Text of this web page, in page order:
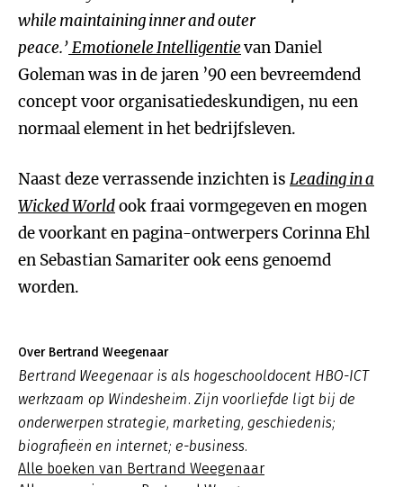
while maintaining inner and outer
peace.’Emotionele Intelligentievan Daniel
Goleman was in de jaren ’90 een bevreemdend
concept voor organisatiedeskundigen, nu een
normaal element in het bedrijfsleven.
Naast deze verrassende inzichten is Leading in a
Wicked Worldook fraai vormgegeven en mogen
de voorkant en pagina-ontwerpers Corinna Ehl
en Sebastian Samariter ook eens genoemd
worden.
Over Bertrand Weegenaar
Bertrand Weegenaar is als hogeschooldocent HBO-ICT
werkzaam op Windesheim. Zijn voorliefde ligt bij de
onderwerpen strategie, marketing, geschiedenis;
biografieën en internet; e-business.
Alle boeken van Bertrand Weegenaar